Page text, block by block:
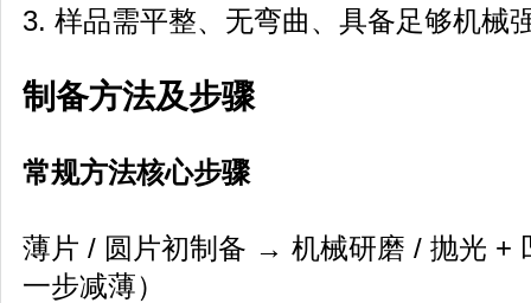
3. 样品需平整、无弯曲、具备足够机械
制备方法及步骤
常规方法核心步骤
薄片 / 圆片初制备 → 机械研磨 / 抛光 +
一步减薄）